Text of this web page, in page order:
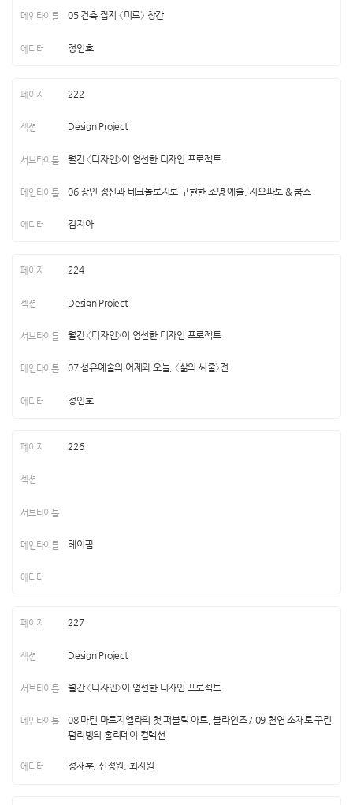
05 건축 잡지 〈미로〉 창간
정인호
222
Design Project
월간 〈디자인〉이 엄선한 디자인 프로젝트
06 장인 정신과 테크놀로지로 구현한 조명 예술, 지오파토 & 쿰스
김지아
224
Design Project
월간 〈디자인〉이 엄선한 디자인 프로젝트
07 섬유예술의 어제와 오늘, 〈삶의 씨줄〉전
정인호
226
헤이팝
227
Design Project
월간 〈디자인〉이 엄선한 디자인 프로젝트
08 마틴 마르지엘라의 첫 퍼블릭 아트, 블라인즈 / 09 천연 소재로 꾸린
펌리빙의 홀리데이 컬렉션
정재훈, 신정원, 최지원